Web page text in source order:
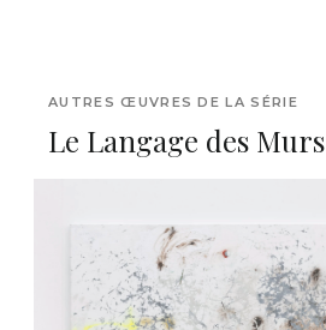
AUTRES ŒUVRES DE LA SÉRIE
Le Langage des Murs